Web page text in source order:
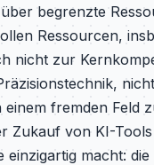
begrenzte
Ressourcen,
nicht zur
fremden
Zukauf von KI-
macht: